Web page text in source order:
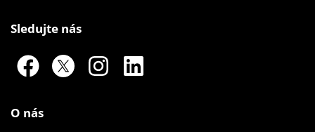
Sledujte nás
O nás